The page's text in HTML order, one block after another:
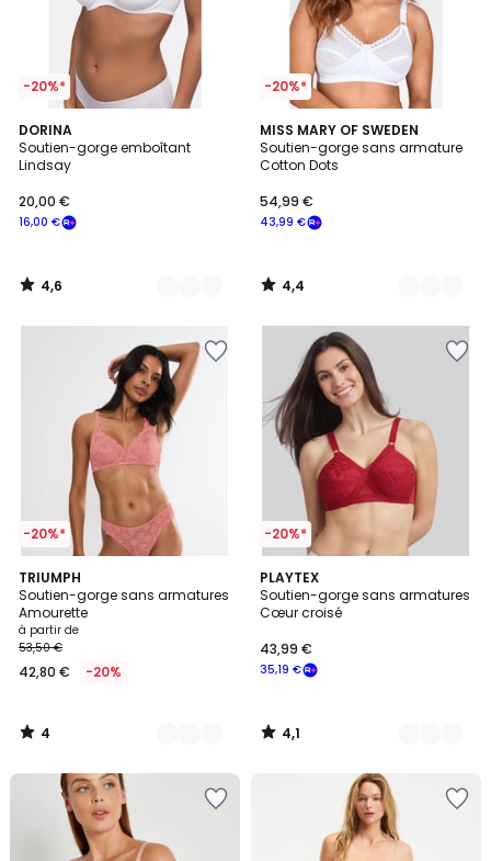
-20%*
DORINA
Soutien-gorge emboîtant
Lindsay
16,00 €
20,00 €
4,6
/ 5
3
Couleurs
4,6
/
-20%*
MISS MARY OF SWEDEN
Soutien-gorge sans armature
Cotton Dots
43,99 €
54,99 €
4,4
/ 5
5
Couleurs
4,4
/
-20%*
TRIUMPH
Soutien-gorge sans armatures
Amourette
à partir de
53,50 €
42,80 € -20%
4
/
5
5
Couleurs
4
/
-20%*
PLAYTEX
Soutien-gorge sans armatures
Cœur croisé
35,19 €
43,99 €
4,1
/ 5
10
Couleurs
4,1
/